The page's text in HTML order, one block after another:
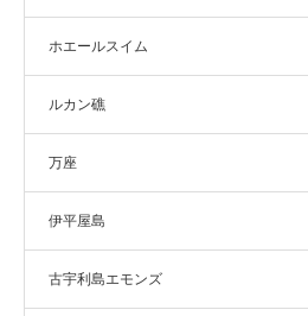
ホエールスイム
ルカン礁
万座
伊平屋島
古宇利島エモンズ